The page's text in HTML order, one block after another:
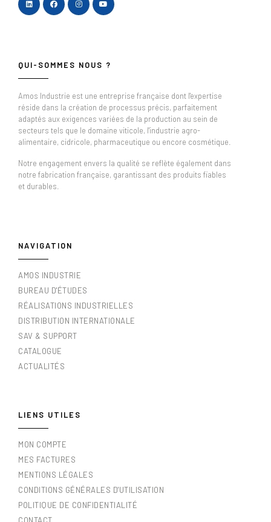
QUI-SOMMES NOUS ?
Amos Industrie est une entreprise française dont l'expertise
réside dans la création de processus précis, parfaitement
adaptés aux exigences variées de la production au sein de
secteurs tels que le domaine viticole, l'industrie agro-
alimentaire, cidricole, pharmaceutique ou encore cosmétique.
Notre engagement envers la qualité se reflète également dans
notre fabrication française, garantissant des produits fiables
et durables.
NAVIGATION
AMOS INDUSTRIE
BUREAU D'ÉTUDES
RÉALISATIONS INDUSTRIELLES
DISTRIBUTION INTERNATIONALE
SAV & SUPPORT
CATALOGUE
ACTUALITÉS
LIENS UTILES
MON COMPTE
MES FACTURES
MENTIONS LÉGALES
CONDITIONS GÉNÉRALES D'UTILISATION
POLITIQUE DE CONFIDENTIALITÉ